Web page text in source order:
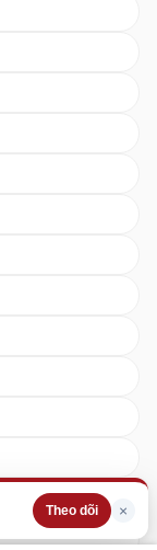
Theo dõi ×